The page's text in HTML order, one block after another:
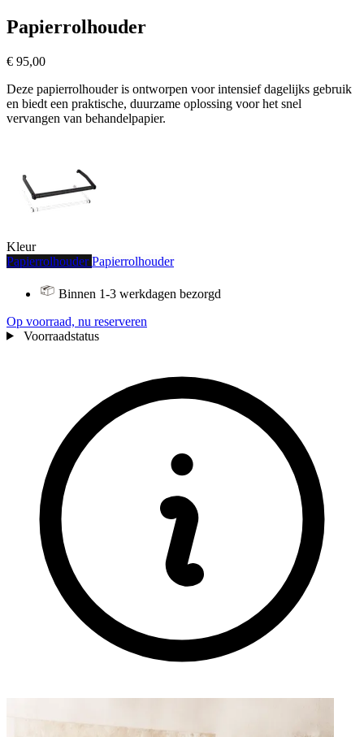
Papierrolhouder
€ 95,00
Deze papierrolhouder is ontworpen voor intensief dagelijks gebruik
en biedt een praktische, duurzame oplossing voor het snel
vervangen van behandelpapier.
Kleur
Papierrolhouder Papierrolhouder
Binnen 1-3 werkdagen bezorgd
Op voorraad, nu reserveren
Voorraadstatus